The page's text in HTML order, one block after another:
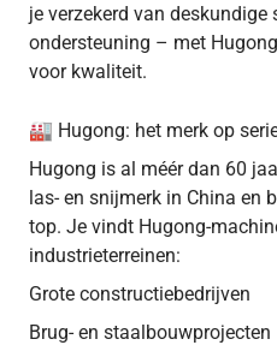
je verzekerd van deskundige
ondersteuning – met
voor kwaliteit.
🏭 Hugong: het merk op
Hugong is al méér dan 60
las- en snijmerk in China en
top. Je vindt Hugong-
industrieterreinen:
Grote constructiebedrijven
Brug- en staalbouwprojecten